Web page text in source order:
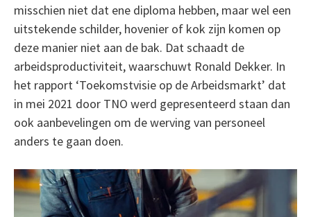
misschien niet dat ene diploma hebben, maar wel een
uitstekende schilder, hovenier of kok zijn komen op
deze manier niet aan de bak. Dat schaadt de
arbeidsproductiviteit, waarschuwt Ronald Dekker. In
het rapport ‘Toekomstvisie op de Arbeidsmarkt’ dat
in mei 2021 door TNO werd gepresenteerd staan dan
ook aanbevelingen om de werving van personeel
anders te gaan doen.